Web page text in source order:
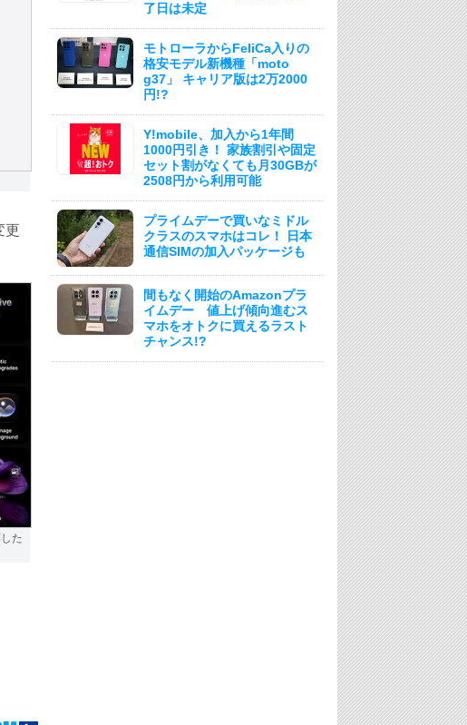
更
た
了日は未定
モトローラからFeliCa入りの
格安モデル新機種「moto
g37」 キャリア版は2万2000
円!?
Y!mobile、加入から1年間
1000円引き！ 家族割引や固定
セット割がなくても月30GBが
2508円から利用可能
プライムデーで買いなミドル
クラスのスマホはコレ！ 日本
通信SIMの加入パッケージも
間もなく開始のAmazonプラ
イムデー 値上げ傾向進むス
マホをオトクに買えるラスト
チャンス!?